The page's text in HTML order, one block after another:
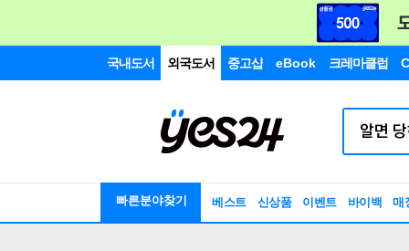
국내도서 외국도서 중고샵 eBook 크레마클럽
빠른분야찾기 베스트 신상품 이벤트 바이백 매